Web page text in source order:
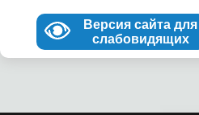
Версия сайта для
слабовидящих